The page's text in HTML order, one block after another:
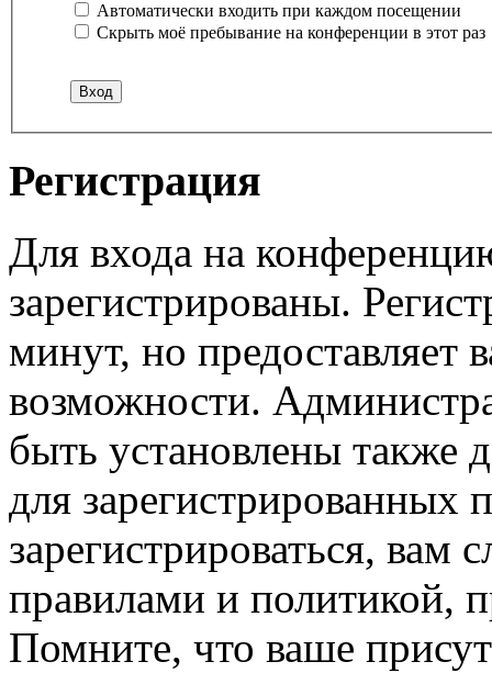
Автоматически входить при каждом посещении
Скрыть моё пребывание на конференции в этот раз
Регистрация
Для входа на
зарегистрированы.
минут, но предоставляет
возможности.
быть установлены также
для зарегистрированных
зарегистрироваться, вам
правилами и политикой,
Помните, что ваше